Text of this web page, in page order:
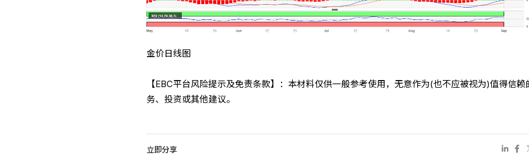
金价日线图
【EBC平台风险提示及免责条款】：本材料仅供一般参考使用，无意作为(也不应被视为)值得信赖
务、投资或其他建议。
立即分享